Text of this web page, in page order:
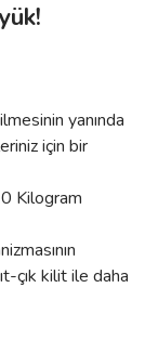
yanında
için bir
Kilogram
çık kilit ile daha